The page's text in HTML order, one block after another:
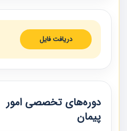
دریافت فایل
دوره‌های تخصصی امور
پیمان